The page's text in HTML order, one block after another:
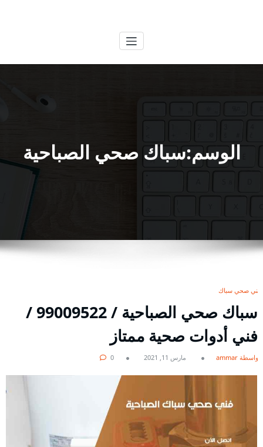
الوسم:سباك صحي الصباحية
فني صحي سباك
سباك صحي الصباحية / 99009522 /
فني أدوات صحية ممتاز
بواسطة ammar مارس 11, 2021 0